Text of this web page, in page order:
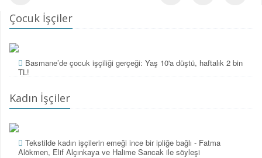
Çocuk İşçiler
Basmane’de çocuk işçiliği gerçeği: Yaş 10'a düştü, haftalık 2 bin
TL!
Kadın İşçiler
Tekstilde kadın işçilerin emeği ince bir ipliğe bağlı - Fatma
Alökmen, Elif Alçınkaya ve Halime Sancak ile söyleşi